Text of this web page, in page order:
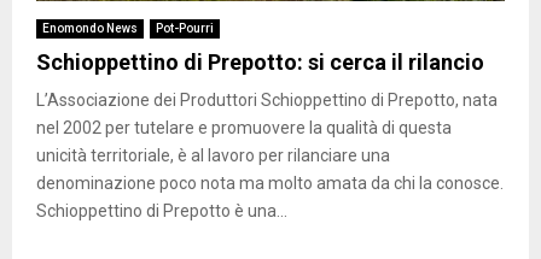
Enomondo News Pot-Pourri
Schioppettino di Prepotto: si cerca il rilancio
L’Associazione dei Produttori Schioppettino di Prepotto, nata
nel 2002 per tutelare e promuovere la qualità di questa
unicità territoriale, è al lavoro per rilanciare una
denominazione poco nota ma molto amata da chi la conosce.
Schioppettino di Prepotto è una...